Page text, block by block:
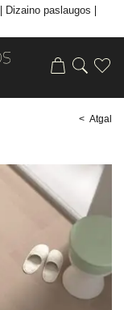
Dizaino paslaugos
< Atgal